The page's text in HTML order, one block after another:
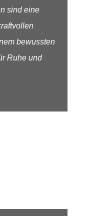
sind eine
bewussten
Ruhe und